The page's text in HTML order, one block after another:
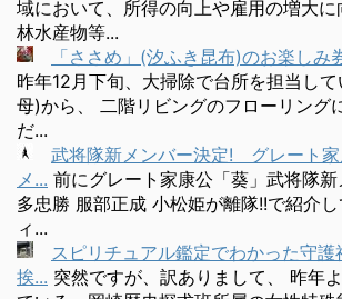
域において、所得の向上や雇用の増大
林水産物等...
「ささめ」(汐ふき昆布)のお楽しみ
昨年12月下旬、大掃除で台所を担当して
母)から、 二階リビングのフローリング
だ...
武将隊新メンバー決定! グレート家
メ... 前にグレート家康公「葵」武将隊
多忠勝 服部正成 小松姫が離隊!!で紹介
ィ...
スピリチュアル鑑定でわかった守
挨... 突然ですが、訳ありまして、 昨年